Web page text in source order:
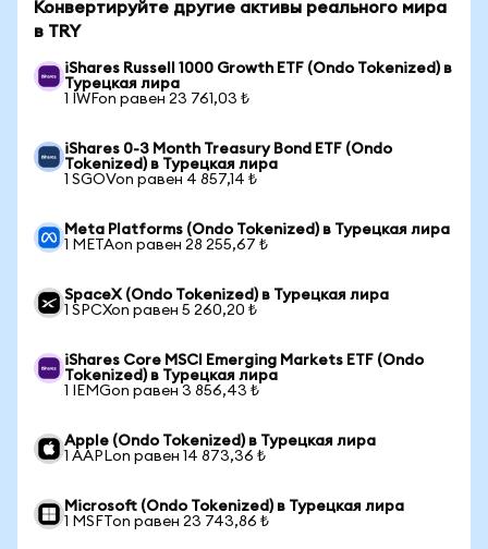
Конвертируйте другие активы реального мира
в TRY
iShares Russell 1000 Growth ETF (Ondo Tokenized) в
Турецкая лира
1 IWFon равен 23 761,03 ₺
iShares 0-3 Month Treasury Bond ETF (Ondo
Tokenized) в Турецкая лира
1 SGOVon равен 4 857,14 ₺
Meta Platforms (Ondo Tokenized) в Турецкая лира
1 METAon равен 28 255,67 ₺
SpaceX (Ondo Tokenized) в Турецкая лира
1 SPCXon равен 5 260,20 ₺
iShares Core MSCI Emerging Markets ETF (Ondo
Tokenized) в Турецкая лира
1 IEMGon равен 3 856,43 ₺
Apple (Ondo Tokenized) в Турецкая лира
1 AAPLon равен 14 873,36 ₺
Microsoft (Ondo Tokenized) в Турецкая лира
1 MSFTon равен 23 743,86 ₺